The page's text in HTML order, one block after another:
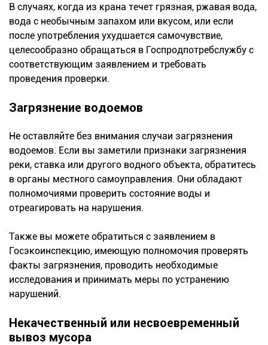
В случаях, когда из крана течет грязная, ржавая вода,
вода с необычным запахом или вкусом, или если
после употребления ухудшается самочувствие,
целесообразно обращаться в Госпродпотребслужбу с
соответствующим заявлением и требовать
проведения проверки.
Загрязнение водоемов
Не оставляйте без внимания случаи загрязнения
водоемов. Если вы заметили признаки загрязнения
реки, ставка или другого водного объекта, обратитесь
в органы местного самоуправления. Они обладают
полномочиями проверить состояние воды и
отреагировать на нарушения.
Также вы можете обратиться с заявлением в
Госэкоинспекцию, имеющую полномочия проверять
факты загрязнения, проводить необходимые
исследования и принимать меры по устранению
нарушений.
Некачественный или несвоевременный
вывоз мусора